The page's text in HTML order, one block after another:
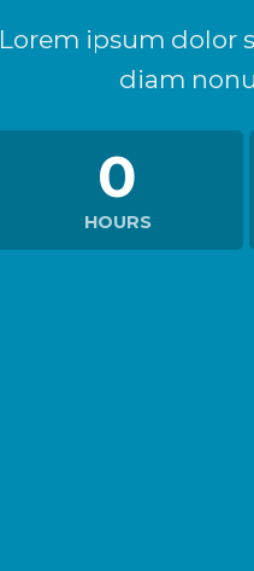
Lorem ipsum dolor
diam
0
HOURS